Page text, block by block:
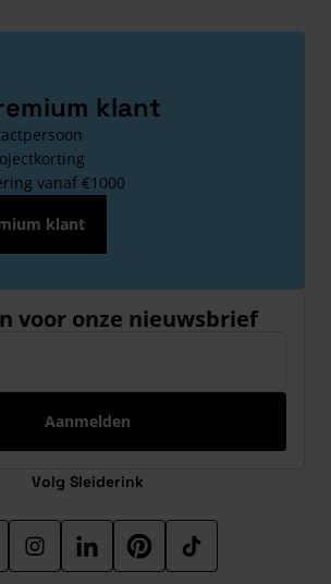
klant
vanaf €1000
klant
voor onze nieuwsbrief
Aanmelden
Volg Sleiderink